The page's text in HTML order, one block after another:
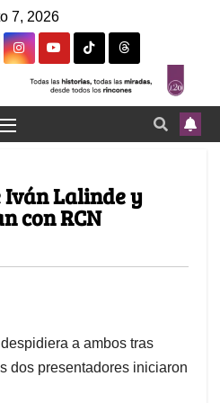
7, 2026
Iván Lalinde y
con RCN
a ambos tras
dos presentadores iniciaron